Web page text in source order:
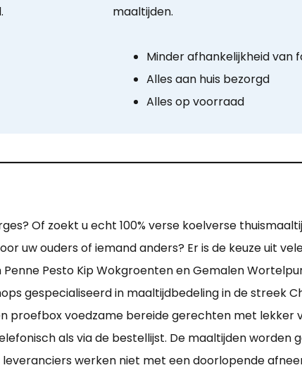
maaltijden.
Minder afhankelijkheid van
Alles aan huis bezorgd
Alles op voorraad
Of zoekt u echt 100% verse koelverse
uw ouders of iemand anders? Er is de keuze uit
Pesto Kip Wokgroenten en Gemalen
gespecialiseerd in maaltijdbedeling in de streek
proefbox voedzame bereide gerechten met lekker
als via de bestellijst. De maaltijden worden
werken niet met een doorlopende